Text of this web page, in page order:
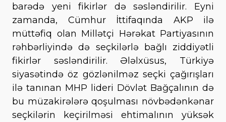
barədə yeni fikirlər də səsləndirilir. Eyni
zamanda, Cümhur İttifaqında AKP ilə
müttəfiq olan Millətçi Hərəkat Partiyasının
rəhbərliyində də seçkilərlə bağlı ziddiyətli
fikirlər səsləndirilir. Ələlxüsus, Türkiyə
siyasətində öz gözlənilməz seçki çağırışları
ilə tanınan MHP lideri Dövlət Bağçalının də
bu müzakirələrə qoşulması növbədənkənar
seçkilərin keçirilməsi ehtimalının yüksək